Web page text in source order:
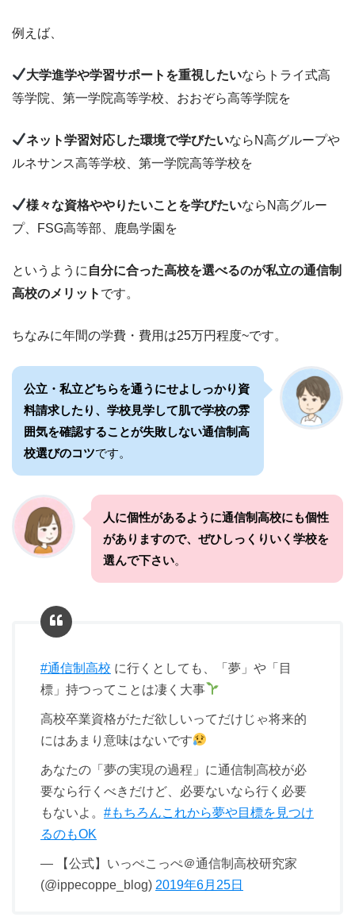
例えば、
大学進学や学習サポートを重視したいならトライ式高
等学院、第一学院高等学校、おおぞら高等学院を
ネット学習対応した環境で学びたいならN高グループや
ルネサンス高等学校、第一学院高等学校を
様々な資格ややりたいことを学びたいならN高グルー
プ、FSG高等部、鹿島学園を
というように 自分に合った高校を選べるのが私立の通信制
高校のメリット です。
ちなみに年間の学費・費用は25万円程度~です。
公立・私立どちらを通うにせよしっかり資
料請求したり、学校見学して肌で学校の雰
囲気を確認することが失敗しない通信制高
校選びのコツです。
人に個性があるように通信制高校にも個性
がありますので、ぜひしっくりいく学校を
選んで下さい。
#通信制高校 に行くとしても、「夢」や「目
標」持つってことは凄く大事
高校卒業資格がただ欲しいってだけじゃ将来的
にはあまり意味はないです
あなたの「夢の実現の過程」に通信制高校が必
要なら行くべきだけど、必要ないなら行く必要
もないよ。 #もちろんこれから夢や目標を見つけ
るのもOK
— 【公式】いっぺこっぺ＠通信制高校研究家
(@ippecoppe_blog) 2019年6月25日